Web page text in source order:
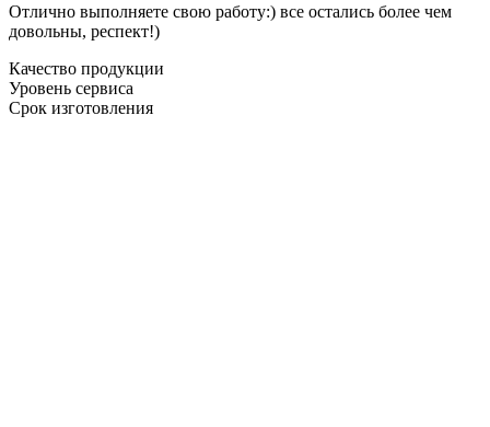
Отлично выполняете свою работу:) все остались более чем
довольны, респект!)
Качество продукции
Уровень сервиса
Срок изготовления